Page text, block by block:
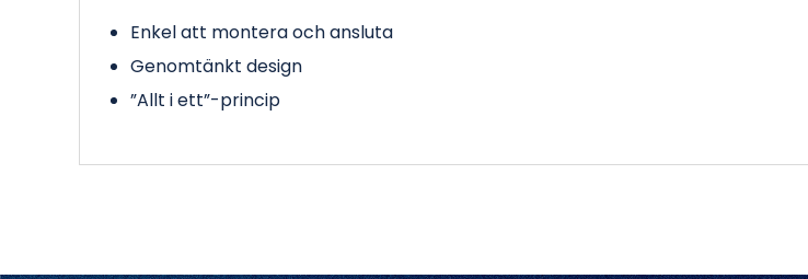
Enkel att montera och ansluta
Genomtänkt design
”Allt i ett”-princip